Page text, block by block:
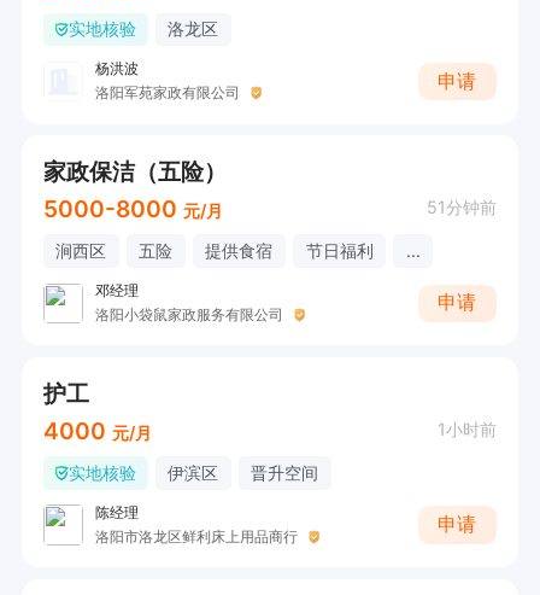
实地核验 洛龙区
杨洪波
洛阳军苑家政有限公司
申请
家政保洁（五险）
5000-8000 元/月 51分钟前
涧西区 五险 提供食宿 节日福利 ...
邓经理
洛阳小袋鼠家政服务有限公司
申请
护工
4000 元/月 1小时前
实地核验 伊滨区 晋升空间
陈经理
洛阳市洛龙区鲜利床上用品商行
申请